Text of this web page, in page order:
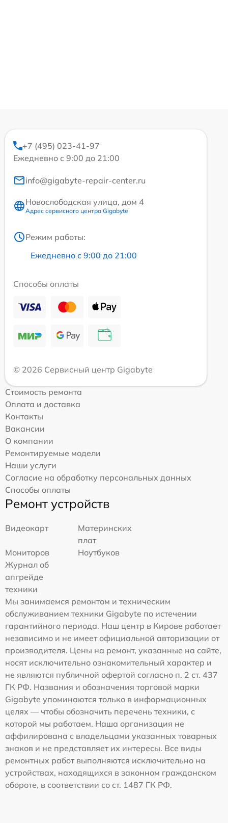
+7 (495) 023-41-97
Ежедневно с 9:00 до 21:00
info@gigabyte-repair-center.ru
Новослободская улица, дом 4
Адрес сервисного центра Gigabyte
Режим работы:
Ежедневно с 9:00 до 21:00
Способы оплаты
© 2026 Сервисный центр Gigabyte
Стоимость ремонта
Оплата и доставка
Контакты
Вакансии
О компании
Ремонтируемые модели
Наши услуги
Согласие на обработку персональных данных
Способы оплаты
Ремонт устройств
Видеокарт
Материнских
плат
Мониторов
Ноутбуков
Журнал об
апгрейде
техники
Мы занимаемся ремонтом и техническим
обслуживанием техники Gigabyte по истечении
гарантийного периода. Наш центр в Кирове работает
независимо и не имеет официальной авторизации от
производителя. Цены на ремонт, указанные на сайте,
носят исключительно ознакомительный характер и
не являются публичной офертой согласно п. 2 ст. 437
ГК РФ. Названия и обозначения торговой марки
Gigabyte упоминаются только в информационных
целях — чтобы обозначить перечень техники, с
которой мы работаем. Наша организация не
аффилирована с владельцами указанных товарных
знаков и не представляет их интересы. Все виды
ремонтных работ выполняются исключительно на
устройствах, находящихся в законном гражданском
обороте, в соответствии со ст. 1487 ГК РФ.